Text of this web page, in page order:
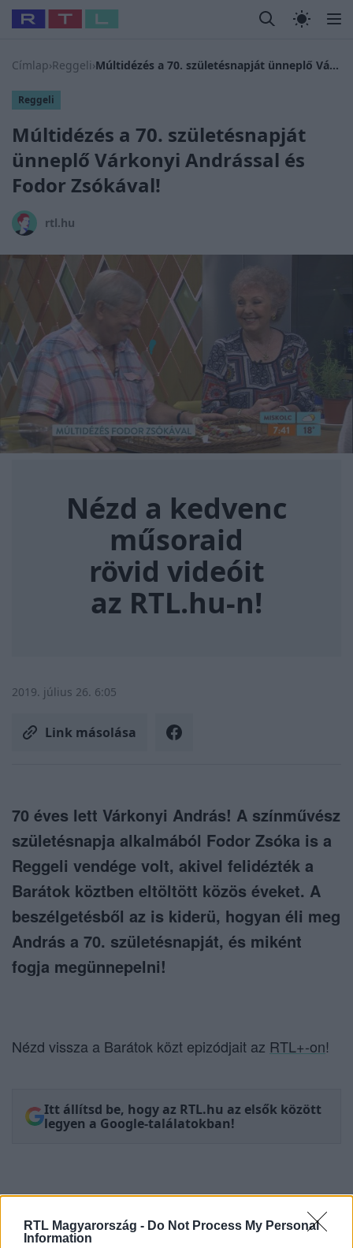
RTL Magyarország - Do Not Process My Personal
Information
Legfrissebb RTL Híradó Randi Celeb
Babits Marcella Most Wanted #Gallusz
Címlap›Reggeli› Múltidézés a 70. születésnapját ünneplő Várkonyi Andrással és Fodor Zsókával!
Reggeli
Múltidézés a 70. születésnapját
ünneplő Várkonyi Andrással és
Fodor Zsókával!
rtl.hu
Nézd a kedvenc
műsoraid
rövid videóit
az RTL.hu-n!
2019. július 26. 6:05
Link másolása
70 éves lett Várkonyi András! A színművész
születésnapja alkalmából Fodor Zsóka is a
Reggeli vendége volt, akivel felidézték a
Barátok köztben eltöltött közös éveket. A
beszélgetésből az is kiderü, hogyan éli meg
András a 70. születésnapját, és miként
fogja megünnepelni!
Nézd vissza a Barátok közt epizódjait az RTL+-on!
Itt állítsd be, hogy az RTL.hu az elsők között
legyen a Google-találatokban!